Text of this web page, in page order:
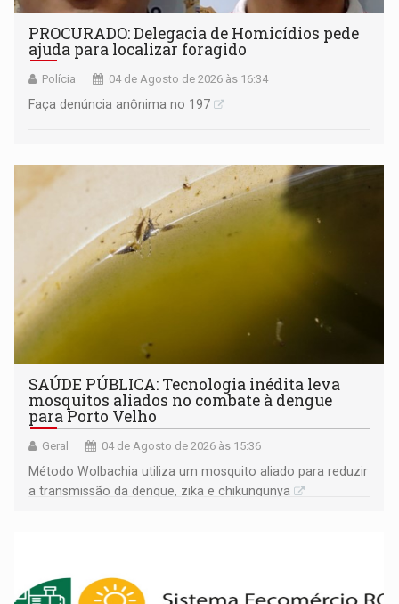
PROCURADO: Delegacia de Homicídios pede
ajuda para localizar foragido
Polícia 04 de Agosto de 2026 às 16:34
Faça denúncia anônima no 197
SAÚDE PÚBLICA: Tecnologia inédita leva
mosquitos aliados no combate à dengue
para Porto Velho
Geral 04 de Agosto de 2026 às 15:36
Método Wolbachia utiliza um mosquito aliado para reduzir
a transmissão da dengue, zika e chikungunya